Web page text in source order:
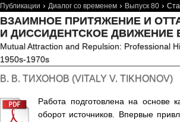
Публикации › Диалог со временем › Выпуск 80 ›
ВЗАИМНОЕ ПРИТЯЖЕНИЕ И
И ДИССИДЕНТСКОЕ ДВИЖЕНИЕ
Mutual Attraction and Repulsion: Professional
1950s-1970s
В. В. ТИХОНОВ (VITALY V. TIKHONOV)
Работа подготовлена на основе
оборот источников. Впервые